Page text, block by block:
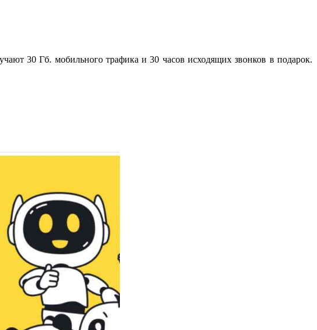
30 Гб. мобильного трафика и 30 часов исходящих звонков в подарок.